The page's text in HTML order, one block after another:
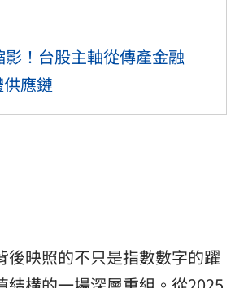
影！台股主軸從傳產金融
應鏈
後映照的不只是指數數字的躍